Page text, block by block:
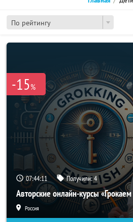
По рейтингу
-15%
07:44:10 Получили:4
Авторские онлайн-курсы «Грокаем
Россия